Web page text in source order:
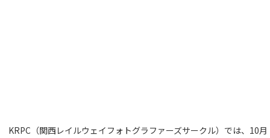
KRPC（関西レイルウェイフォトグラファーズサークル）では、10月